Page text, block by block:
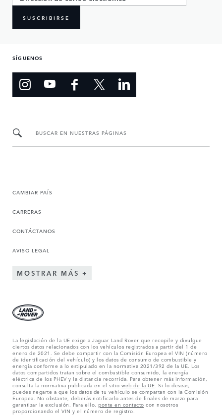
SUSCRIBIRSE
SÍGUENOS
BUSCAR EN NUESTRAS PÁGINAS
CAMBIAR PAÍS
CARRERAS
CONTÁCTANOS
AVISO LEGAL
MOSTRAR MÁS
La legislación de la UE exige a Jaguar Land Rover que recopile y divulgue
ciertos datos relacionados con los vehículos registrados a partir del 1 de
enero de 2021. Se debe compartir con la Comisión Europea el VIN (número
de identificación del vehículo) y los datos de consumo de combustible y
energía conforme a lo estipulado en la normativa 2021/392 de la UE. Los
datos compartidos tratan sobre el combustible consumido, la energía
eléctrica de los PHEV y la distancia recorrida. Para obtener más información,
consulta la normativa publicada en el sitio web de la UE . Si lo deseas,
puedes negarte a que los datos de tu vehículo se compartan con la Comisión
Europea. No obstante, deberás notificarlo antes de finales de marzo para
garantizar la exclusión. Para ello, ponte en contacto con nosotros
proporcionando el VIN y el número de registro.